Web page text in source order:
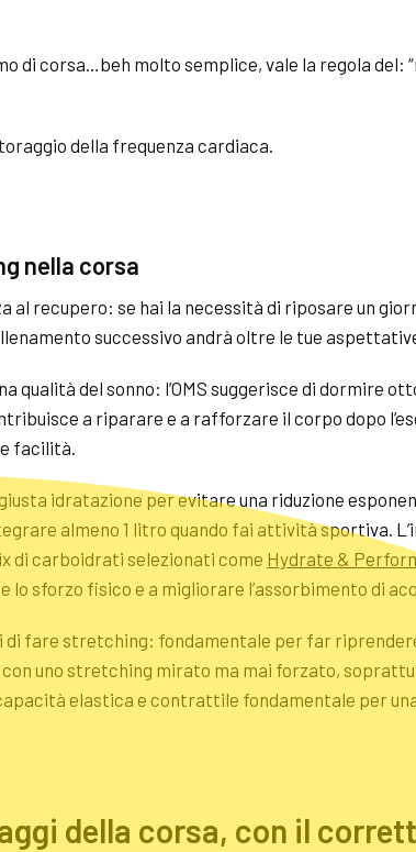
di corsa…beh molto semplice, vale la regola del:
della frequenza cardiaca.
nella corsa
al recupero: se hai la necessità di riposare un
successivo andrà oltre le tue
qualità del sonno: l’OMS suggerisce di dormire
a riparare e a rafforzare il corpo dopo
facilità.
idratazione per evitare una riduzione
almeno 1 litro quando fai attività sportiva.
di carboidrati selezionati come Hydrate &
sforzo fisico e a migliorare l’assorbimento di
di fare stretching: fondamentale per far
uno stretching mirato ma mai forzato,
elastica e contrattile fondamentale per
della corsa, con il